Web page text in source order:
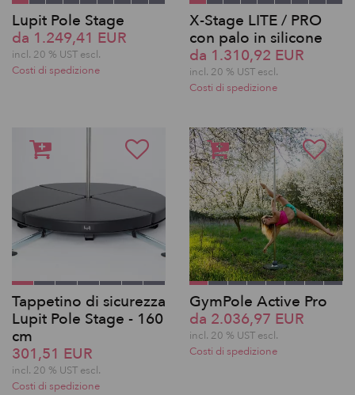
Lupit Pole Stage
da 1.249,41 EUR
incl. 20 % UST escl.
Costi di spedizione
X-Stage LITE / PRO
con palo in silicone
da 1.310,92 EUR
incl. 20 % UST escl.
Costi di spedizione
Tappetino di sicurezza
Lupit Pole Stage - 160
cm
301,51 EUR
incl. 20 % UST escl.
Costi di spedizione
GymPole Active Pro
da 2.036,97 EUR
incl. 20 % UST escl.
Costi di spedizione